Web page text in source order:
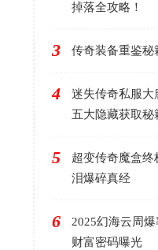
掉落全攻略！
3 传奇装备重鉴秘
4
迷失传奇私服大
五大隐藏获取秘
5
超变传奇魔盒终
泪爆碎真经
6
2025幻海云周
财富密码曝光